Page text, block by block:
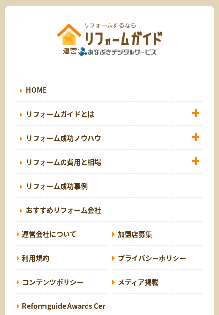
運営:
HOME
リフォームガイドとは
リフォーム成功ノウハウ
リフォームの費用と相場
リフォーム成功事例
おすすめリフォーム会社
運営会社について 加盟店募集
利用規約 プライバシーポリシー
コンテンツポリシー メディア掲載
Reformguide Awards Cer